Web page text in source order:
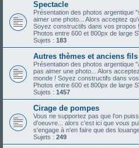
Spectacle
Présentation des photos argentique
aimer une photo... Alors acceptez
Soyez constructifs dans vos propos !
Photos entre 600 et 800px de large
Sujets : 183
Autres thèmes et anciens fils
Présentation des photos argentique
pas aimer une photo... Alors
monde ! Soyez constructifs dans
Photos entre 600 et 800px de large
Sujets : 1457
Cirage de pompes
Vous ne supportez pas que l'on
d'oeuvre... alors c'est ici que vous
s'engage à n'en faire que des
Sujets : 249